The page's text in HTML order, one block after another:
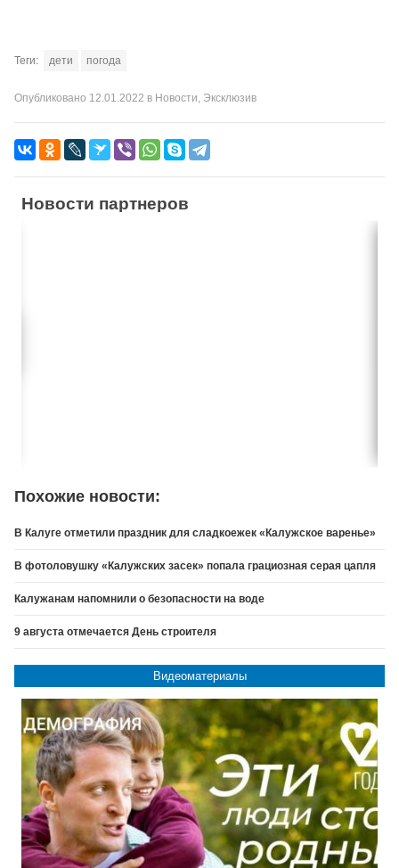
Теги: дети погода
Опубликовано 12.01.2022 в Новости, Эксклюзив
Новости партнеров
Похожие новости:
В Калуге отметили праздник для сладкоежек «Калужское варенье»
В фотоловушку «Калужских засек» попала грациозная серая цапля
Калужанам напомнили о безопасности на воде
9 августа отмечается День строителя
Видеоматериалы